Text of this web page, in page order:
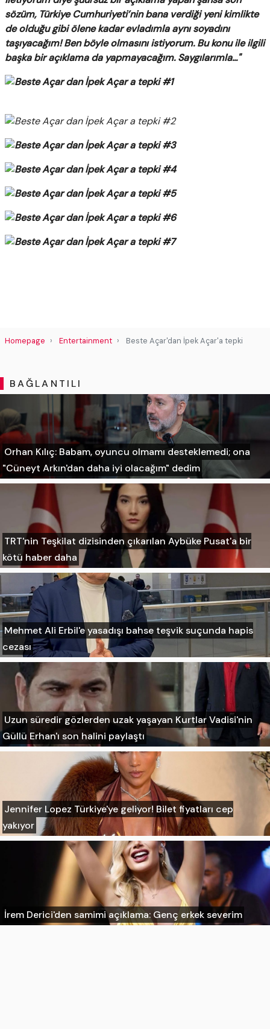
sözüm, Türkiye Cumhuriyeti’nin bana verdiği yeni kimlikte
de olduğu gibi ölene kadar evladımla aynı soyadını
taşıyacağım! Ben böyle olmasını istiyorum. Bu konu ile ilgili
başka bir açıklama da yapmayacağım. Saygılarımla..."
Homepage Entertainment Beste Açar'dan İpek Açar'a tepki
BAĞLANTILI
Orhan Kılıç: Babam, oyuncu olmamı desteklemedi; ona
"Cüneyt Arkın'dan daha iyi olacağım" dedim
TRT'nin Teşkilat dizisinden çıkarılan Aybüke Pusat'a bir
kötü haber daha
Mehmet Ali Erbil'e yasadışı bahse teşvik suçunda hapis
cezası
Uzun süredir gözlerden uzak yaşayan Kurtlar Vadisi'nin
Güllü Erhan'ı son halini paylaştı
Jennifer Lopez Türkiye'ye geliyor! Bilet fiyatları cep
yakıyor
İrem Derici'den samimi açıklama: Genç erkek severim